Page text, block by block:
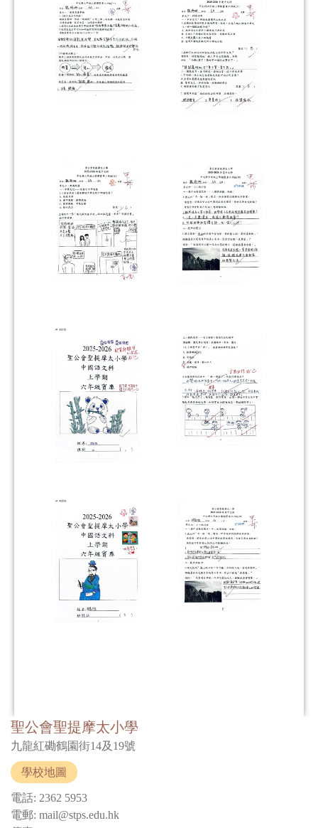
聖公會聖提摩太小學
九龍紅磡鶴園街14及19號
學校地圖
電話: 2362 5953
電郵: mail@stps.edu.hk